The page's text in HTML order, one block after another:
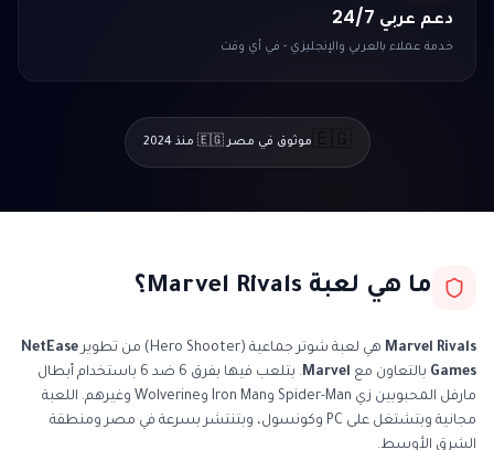
دعم عربي 24/7
خدمة عملاء بالعربي والإنجليزي - في أي وقت
🇪🇬موثوق في مصر 🇪🇬 منذ 2024
ما هي لعبة Marvel Rivals؟
Marvel Rivals هي لعبة شوتر جماعية (Hero Shooter) من تطوير
NetEase
Games بالتعاون مع Marvel
. بتلعب فيها بفرق 6 ضد 6 باستخدام أبطال
مارفل المحبوبين زي Spider-Man وIron Man وWolverine وغيرهم. اللعبة
مجانية وبتشتغل على PC وكونسول، وبتنتشر بسرعة في مصر ومنطقة
الشرق الأوسط.